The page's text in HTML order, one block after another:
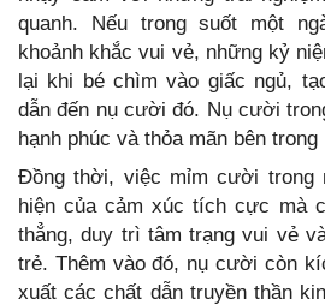
quanh. Nếu trong suốt một
khoảnh khắc vui vẻ, những kỷ
lại khi bé chìm vào giấc ngủ,
dẫn đến nụ cười đó. Nụ cười
hạnh phúc và thỏa mãn bên trong
Đồng thời, việc mỉm cười trong
hiện của cảm xúc tích cực mà
thẳng, duy trì tâm trạng vui vẻ
trẻ. Thêm vào đó, nụ cười còn
xuất các chất dẫn truyền thần